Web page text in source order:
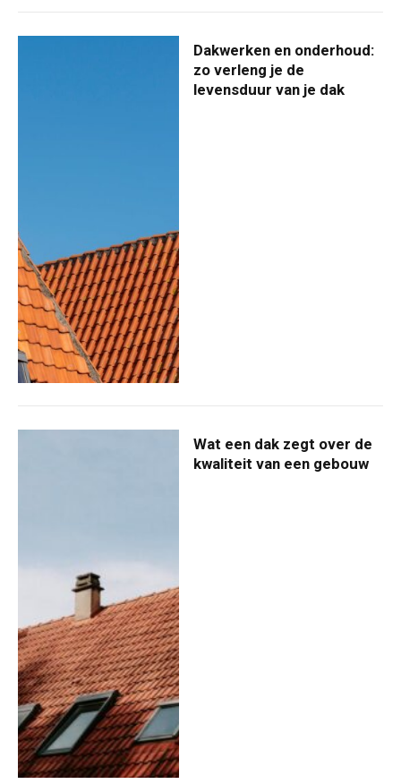
Dakwerken en onderhoud:
zo verleng je de
levensduur van je dak
Wat een dak zegt over de
kwaliteit van een gebouw